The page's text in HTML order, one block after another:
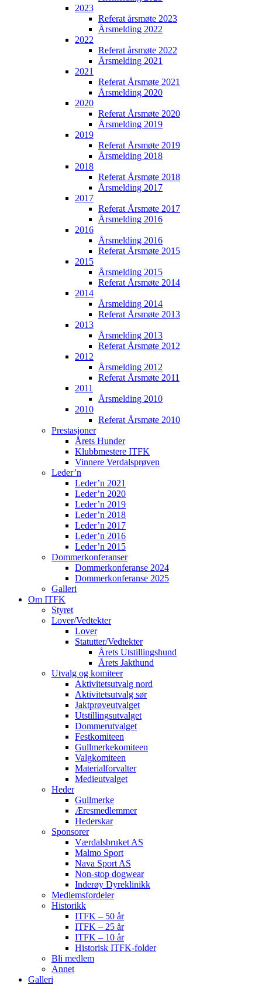
2023
Referat årsmøte 2023
Årsmelding 2022
2022
Referat årsmøte 2022
Årsmelding 2021
2021
Referat Årsmøte 2021
Årsmelding 2020
2020
Referat Årsmøte 2020
Årsmelding 2019
2019
Referat Årsmøte 2019
Årsmelding 2018
2018
Referat Årsmøte 2018
Årsmelding 2017
2017
Referat Årsmøte 2017
Årsmelding 2016
2016
Årsmelding 2016
Referat Årsmøte 2015
2015
Årsmelding 2015
Referat Årsmøte 2014
2014
Årsmelding 2014
Referat Årsmøte 2013
2013
Årsmelding 2013
Referat Årsmøte 2012
2012
Årsmelding 2012
Referat Årsmøte 2011
2011
Årsmelding 2010
2010
Referat Årsmøte 2010
Prestasjoner
Årets Hunder
Klubbmestere ITFK
Vinnere Verdalsprøven
Leder’n
Leder’n 2021
Leder’n 2020
Leder’n 2019
Leder’n 2018
Leder’n 2017
Leder’n 2016
Leder’n 2015
Dommerkonferanser
Dommerkonferanse 2024
Dommerkonferanse 2025
Galleri
Om ITFK
Styret
Lover/Vedtekter
Lover
Statutter/Vedtekter
Årets Utstillingshund
Årets Jakthund
Utvalg og komiteer
Aktivitetsutvalg nord
Aktivitetsutvalg sør
Jaktprøveutvalget
Utstillingsutvalget
Dommerutvalget
Festkomiteen
Gullmerkekomiteen
Valgkomiteen
Materialforvalter
Medieutvalget
Heder
Gullmerke
Æresmedlemmer
Hederskar
Sponsorer
Værdalsbruket AS
Malmo Sport
Nava Sport AS
Non-stop dogwear
Inderøy Dyreklinikk
Medlemsfordeler
Historikk
ITFK – 50 år
ITFK – 25 år
ITFK – 10 år
Historisk ITFK-folder
Bli medlem
Annet
Galleri